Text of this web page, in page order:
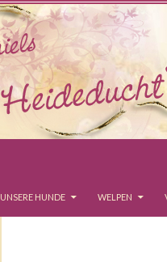
UNSERE HUNDE WELPEN